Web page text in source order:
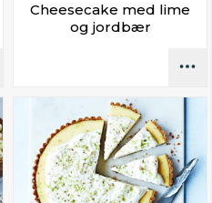
Cheesecake med lime
og jordbær